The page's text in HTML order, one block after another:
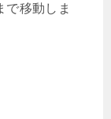
で移動しま